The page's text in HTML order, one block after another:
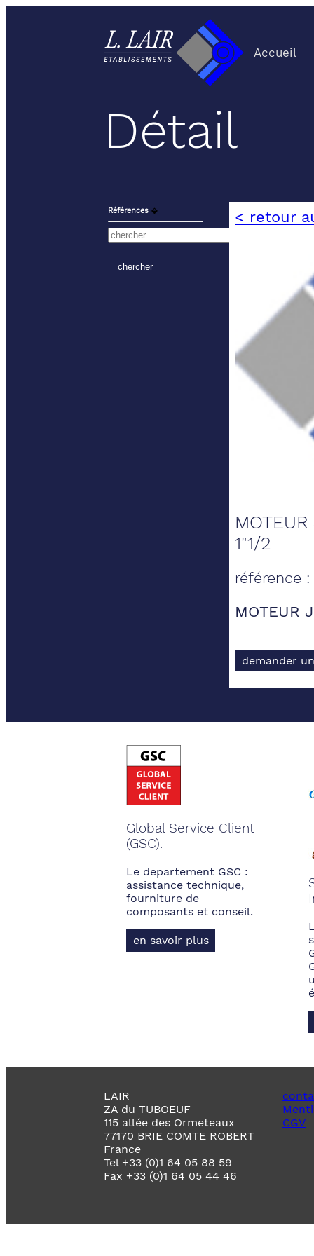
Accueil
Détail
Références ⬙ < retour
1"1/2
référence
MOTEUR
demander
Global Service Client
(GSC).
Le departement GSC :
assistance technique,
fourniture de
composants et conseil.
en savoir plus
LAIR
ZA du TUBOEUF
115 allée des Ormeteaux
77170 BRIE COMTE ROBERT
France
Tel +33 (0)1 64 05 88 59
Fax +33 (0)1 64 05 44 46
CGV